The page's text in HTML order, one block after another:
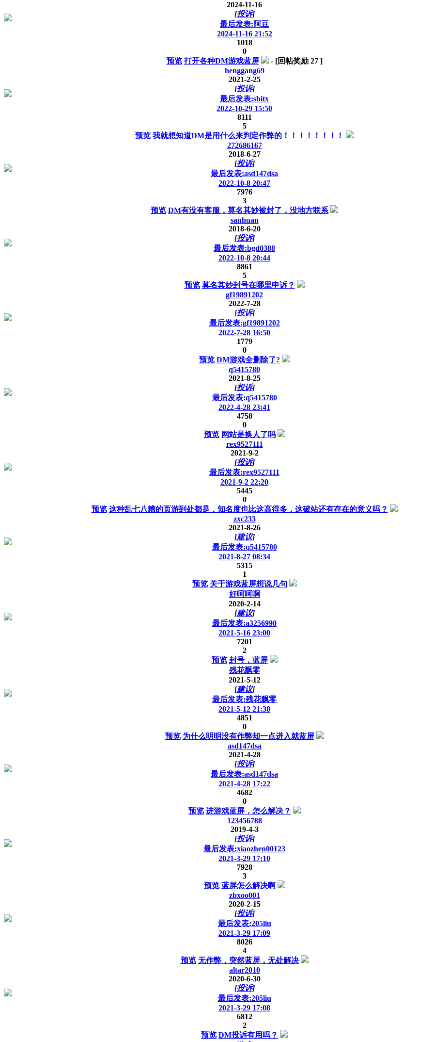
2024-11-16
[投诉]
最后发表:阿豆
2024-11-16 21:52
1018
0
预览 打开各种DM游戏蓝屏 - [回帖奖励 27]
henggang69
2021-2-25
[投诉]
最后发表:sbitx
2022-10-29 15:50
8111
5
预览 我就想知道DM是用什么来判定作弊的！！！！！！！！
272686167
2018-6-27
[投诉]
最后发表:asd147dsa
2022-10-8 20:47
7976
3
预览 DM有没有客服，莫名其妙被封了，没地方联系
sanhuan
2018-6-20
[投诉]
最后发表:bgd0388
2022-10-8 20:44
8861
5
预览 莫名其妙封号在哪里申诉？
gf19891202
2022-7-28
[投诉]
最后发表:gf19891202
2022-7-28 16:50
1779
0
预览 DM游戏全删除了?
q5415780
2021-8-25
[投诉]
最后发表:q5415780
2022-4-28 23:41
4758
0
预览 网站是换人了吗
rex9527111
2021-9-2
[投诉]
最后发表:rex9527111
2021-9-2 22:20
5445
0
预览 这种乱七八糟的页游到处都是，知名度也比这高得多，这破站还有存在的意义吗？
zxc233
2021-8-26
[建议]
最后发表:q5415780
2021-8-27 08:34
5315
1
预览 关于游戏蓝屏想说几句
好呵呵啊
2020-2-14
[建议]
最后发表:a3256990
2021-5-16 23:00
7201
2
预览 封号，蓝屏
残花飘零
2021-5-12
[建议]
最后发表:残花飘零
2021-5-12 21:38
4851
0
预览 为什么明明没有作弊却一点进入就蓝屏
asd147dsa
2021-4-28
[投诉]
最后发表:asd147dsa
2021-4-28 17:22
4682
0
预览 进游戏蓝屏，怎么解决？
123456788
2019-4-3
[投诉]
最后发表:xiaozhen00123
2021-3-29 17:10
7928
3
预览 蓝屏怎么解决啊
zbxoo001
2020-2-15
[投诉]
最后发表:205liu
2021-3-29 17:09
8026
4
预览 无作弊，突然蓝屏，无处解决
altar2010
2020-6-30
[投诉]
最后发表:205liu
2021-3-29 17:08
6812
2
预览 DM投诉有用吗？